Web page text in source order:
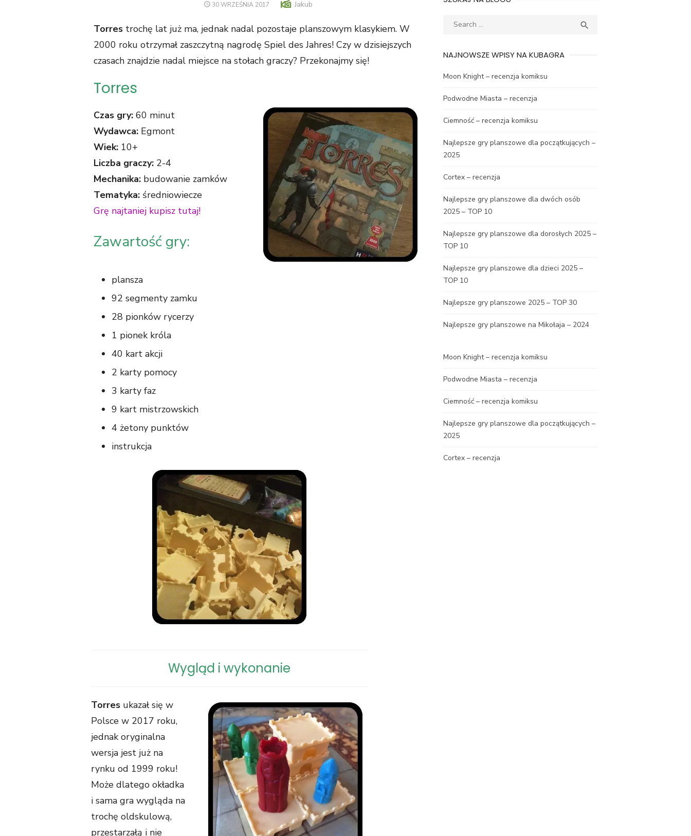
POSTED
30 WRZEŚNIA 2017 Author
Jakub
Torres trochę lat już ma, jednak nadal pozostaje planszowym klasykiem. W
2000 roku otrzymał zaszczytną nagrodę Spiel des Jahres! Czy w dzisiejszych
czasach znajdzie nadal miejsce na stołach graczy? Przekonajmy się!
Torres
Czas gry: 60 minut
Wydawca: Egmont
Wiek: 10+
Liczba graczy: 2-4
Mechanika: budowanie zamków
Tematyka: średniowiecze
Grę najtaniej kupisz tutaj!
Zawartość gry:
plansza
92 segmenty zamku
28 pionków rycerzy
1 pionek króla
40 kart akcji
2 karty pomocy
3 karty faz
9 kart mistrzowskich
4 żetony punktów
instrukcja
Wygląd i wykonanie
Torres ukazał się w
Polsce w 2017 roku,
jednak oryginalna
wersja jest już na
rynku od 1999 roku!
Może dlatego okładka
i sama gra wygląda na
trochę oldskulową,
przestarzałą i nie
Search

NAJNOWSZE WPISY NA KUBAGRA
Moon Knight – recenzja komiksu
Podwodne Miasta – recenzja
Ciemność – recenzja komiksu
Najlepsze gry planszowe dla początkujących –
2025
Cortex – recenzja
Najlepsze gry planszowe dla dwóch osób
2025 – TOP 10
Najlepsze gry planszowe dla dorosłych 2025 –
TOP 10
Najlepsze gry planszowe dla dzieci 2025 –
TOP 10
Najlepsze gry planszowe 2025 – TOP 30
Najlepsze gry planszowe na Mikołaja – 2024
Moon Knight – recenzja komiksu
Podwodne Miasta – recenzja
Ciemność – recenzja komiksu
Najlepsze gry planszowe dla początkujących –
2025
Cortex – recenzja